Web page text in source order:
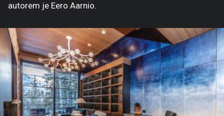
autorem je Eero Aarnio.